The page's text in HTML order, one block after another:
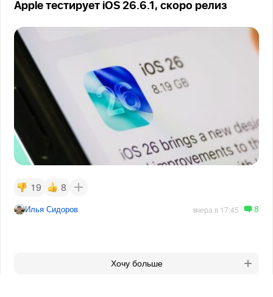
Apple тестирует iOS 26.6.1, скоро релиз
19 8
Илья Сидоров вчера в 17:45 8
Хочу больше